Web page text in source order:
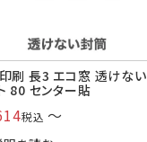
給与明細用封筒
B5横3つ折
95×215
刷 長3 エコ窓 透けない
80 センター貼
税込 〜